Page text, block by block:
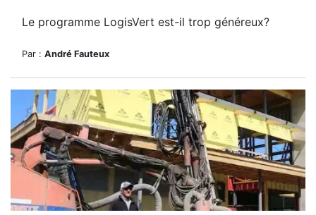
Le programme LogisVert est-il trop généreux?
Par : André Fauteux